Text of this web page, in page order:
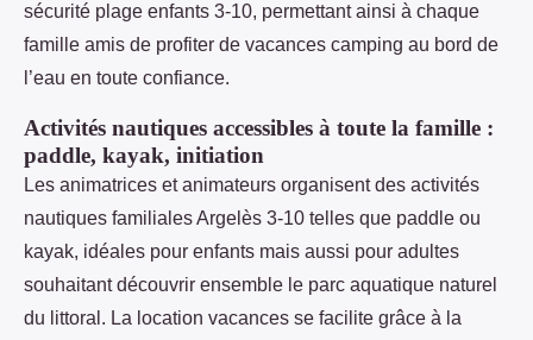
sécurité plage enfants 3-10, permettant ainsi à chaque
famille amis de profiter de vacances camping au bord de
l’eau en toute confiance.
Activités nautiques accessibles à toute la famille :
paddle, kayak, initiation
Les animatrices et animateurs organisent des activités
nautiques familiales Argelès 3-10 telles que paddle ou
kayak, idéales pour enfants mais aussi pour adultes
souhaitant découvrir ensemble le parc aquatique naturel
du littoral. La location vacances se facilite grâce à la